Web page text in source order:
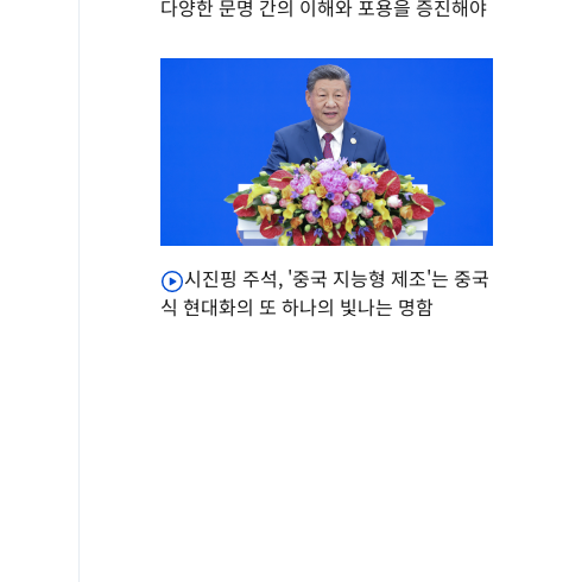
다양한 문명 간의 이해와 포용을 증진해야
시진핑 주석, '중국 지능형 제조'는 중국
식 현대화의 또 하나의 빛나는 명함